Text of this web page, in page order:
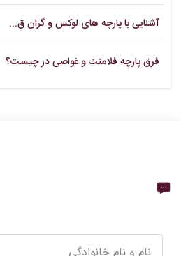
آشنایی با پارچه‌ های لوکس و گران ق...
فرق پارچه فلامنت و غواصی در چیست؟